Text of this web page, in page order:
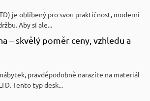
je oblíbený pro svou praktičnost, moderní
Aby si ale...
– skvělý poměr ceny, vzhledu a
pravděpodobně narazíte na materiál
Tento typ desk...